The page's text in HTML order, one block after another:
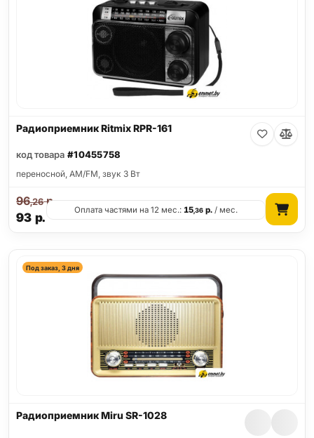
Радиоприемник Ritmix RPR-161
код товара #10455758
переносной, AM/FM, звук 3 Вт
93р.
96,26р.
Оплата частями на 12 мес.:15,36 р. / мес.
Под заказ, 3 дня
Радиоприемник Miru SR-1028